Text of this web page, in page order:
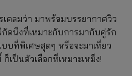
เคลมว่า มาพร้อมบรรยากาศวิว
ดนึงที่เหมาะกับการมากับคู่รัก
บที่พิเศษสุดๆ หรือจะมาเที่ยว
เป็นตัวเลือกที่เหมาะเหม็ง!